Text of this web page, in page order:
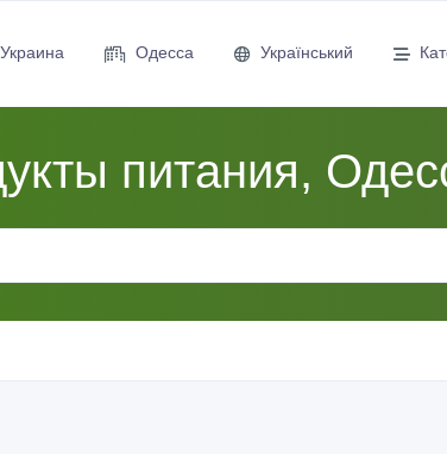
Украина Одесса Український
питания,